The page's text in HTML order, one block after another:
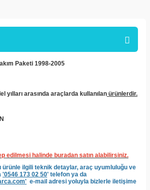
Paketi 1998-2005
yılları arasında araçlarda kullanılan ürünlerdir.
edilmesi halinde buradan satın alabilirsiniz.
ürünle ilgili teknik detaylar, araç uyumluluğu ve
'0546 173 02 50' telefon ya da
e-mail adresi yoluyla bizlerle iletişime